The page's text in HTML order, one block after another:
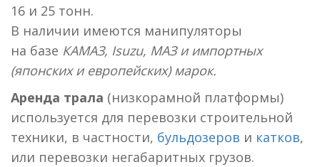
16 и 25 тонн.
В наличии имеются манипуляторы
на базе КАМАЗ, Isuzu, МАЗ и импортных
(японских и европейских) марок.
Аренда трала (низкорамной платформы)
используется для перевозки строительной
техники, в частности, бульдозеров и катков,
или перевозки негабаритных грузов.